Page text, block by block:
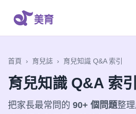
首頁 › 育兒誌 › 育兒知識 Q&A 索引
育兒知識 Q&A 索引
把家長最常問的 90+ 個問題整